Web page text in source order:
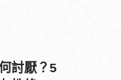
討厭？5